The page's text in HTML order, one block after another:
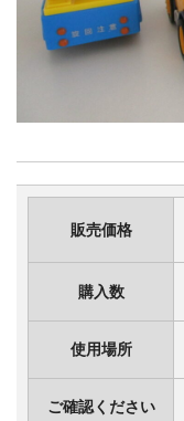
販売価格
購入数
使用場所
ご確認ください